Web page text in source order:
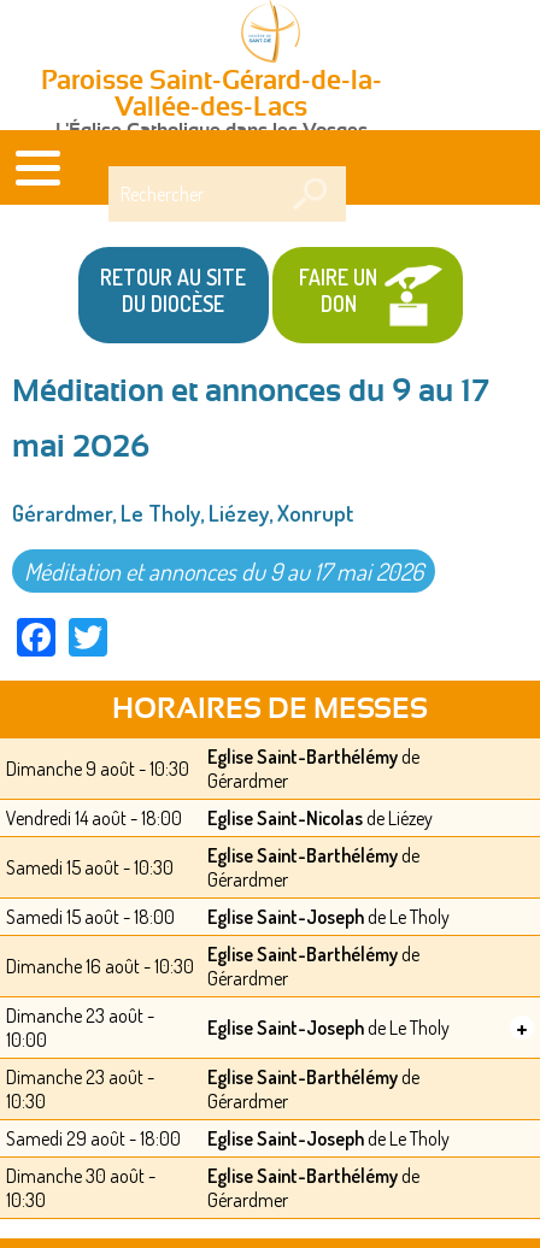
Paroisse Saint-Gérard-de-la-
Vallée-des-Lacs
L'Église Catholique dans les Vosges
RETOUR AU SITE
DU DIOCÈSE
FAIRE UN
DON
êtes
ici
Méditation et annonces du 9 au 17
mai 2026
Gérardmer, Le Tholy, Liézey, Xonrupt
Méditation et annonces du 9 au 17 mai 2026
Facebook
HORAIRES DE MESSES
Dimanche 9 août - 10:30 Eglise Saint-Barthélémyde
Gérardmer
Vendredi 14 août - 18:00
Eglise Saint-Nicolasde Liézey
Samedi 15 août - 10:30 Eglise Saint-Barthélémyde
Gérardmer
Samedi 15 août - 18:00
Eglise Saint-Josephde Le Tholy
Dimanche 16 août - 10:30 Eglise Saint-Barthélémyde
Gérardmer
Dimanche 23 août -
10:00
Eglise Saint-Josephde Le Tholy +
Dimanche 23 août -
10:30
Eglise Saint-Barthélémyde
Gérardmer
Samedi 29 août - 18:00
Eglise Saint-Josephde Le Tholy
Dimanche 30 août -
10:30
Eglise Saint-Barthélémyde
Gérardmer